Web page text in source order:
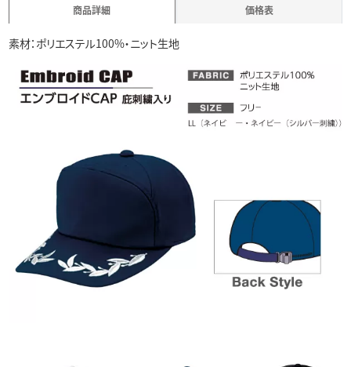
商品詳細 価格表
素材：ポリエステル100%・ニット生地